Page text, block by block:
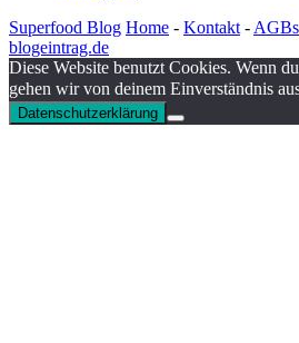
Superfood Blog Home - Kontakt - AGBs
blogeintrag.de
Diese Website benutzt Cookies. Wenn
gehen wir von deinem Einverständnis
Datenschutzerklärung